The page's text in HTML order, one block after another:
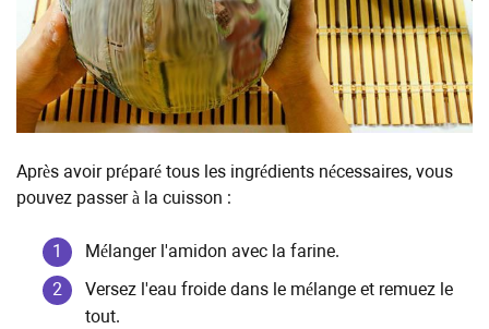
Après avoir préparé tous les ingrédients nécessaires, vous
pouvez passer à la cuisson :
Mélanger l'amidon avec la farine.
Versez l'eau froide dans le mélange et remuez le
tout.